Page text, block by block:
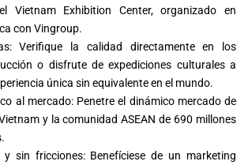
Vietnam Exhibition Center, organizado en
con Vingroup.
Verifique la calidad directamente en los
o disfrute de expediciones culturales a
única sin equivalente en el mundo.
al mercado: Penetre el dinámico mercado de
y la comunidad ASEAN de 690 millones
y sin fricciones: Benefíciese de un marketing